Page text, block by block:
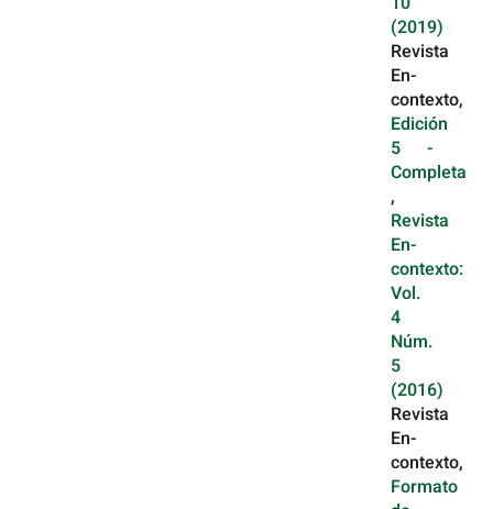
(2019)
Revista
En-
contexto,
Edición
5 -
Completa
,
Revista
En-
contexto:
Vol.
4
Núm.
5
(2016)
Revista
En-
contexto,
Formato